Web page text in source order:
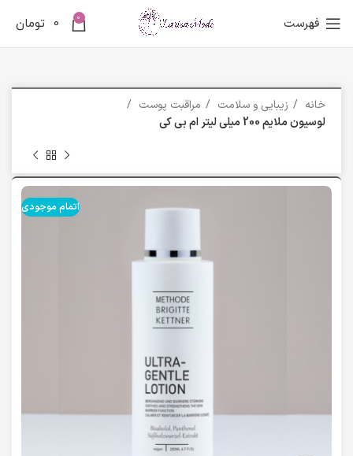
فهرست 0
0 تومان
خانه زیبایی و سلامت
مراقبت پوست
لوسیون ملایم 200 میلی لیتر ام بی کی
اتمام موجودی